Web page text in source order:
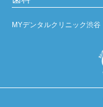
MYデンタルクリニック渋谷